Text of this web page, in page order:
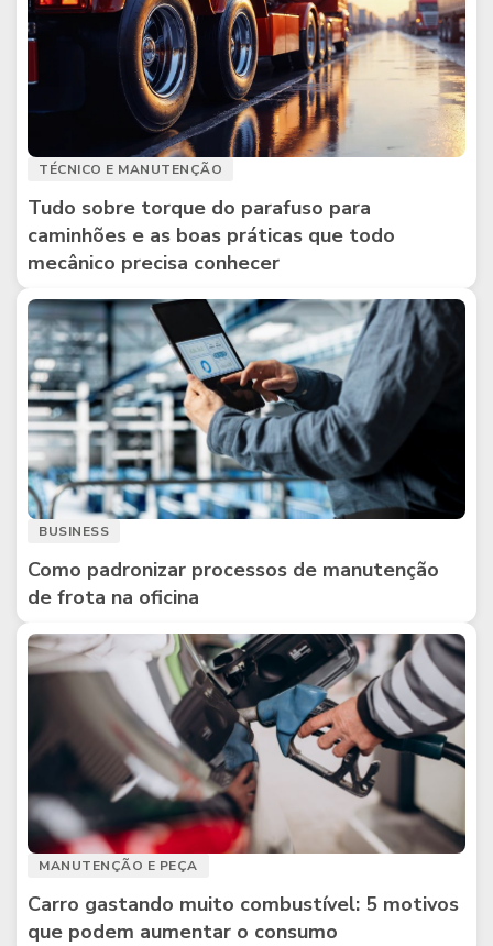
TÉCNICO E MANUTENÇÃO
Tudo sobre torque do parafuso para
caminhões e as boas práticas que todo
mecânico precisa conhecer
BUSINESS
Como padronizar processos de manutenção
de frota na oficina
MANUTENÇÃO E PEÇA
Carro gastando muito combustível: 5 motivos
que podem aumentar o consumo